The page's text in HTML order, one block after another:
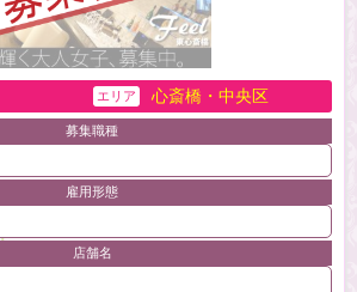
エリア 心斎橋・中央区
募集職種
雇用形態
店舗名